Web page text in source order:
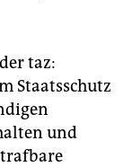
taz:
Staatsschutz
und